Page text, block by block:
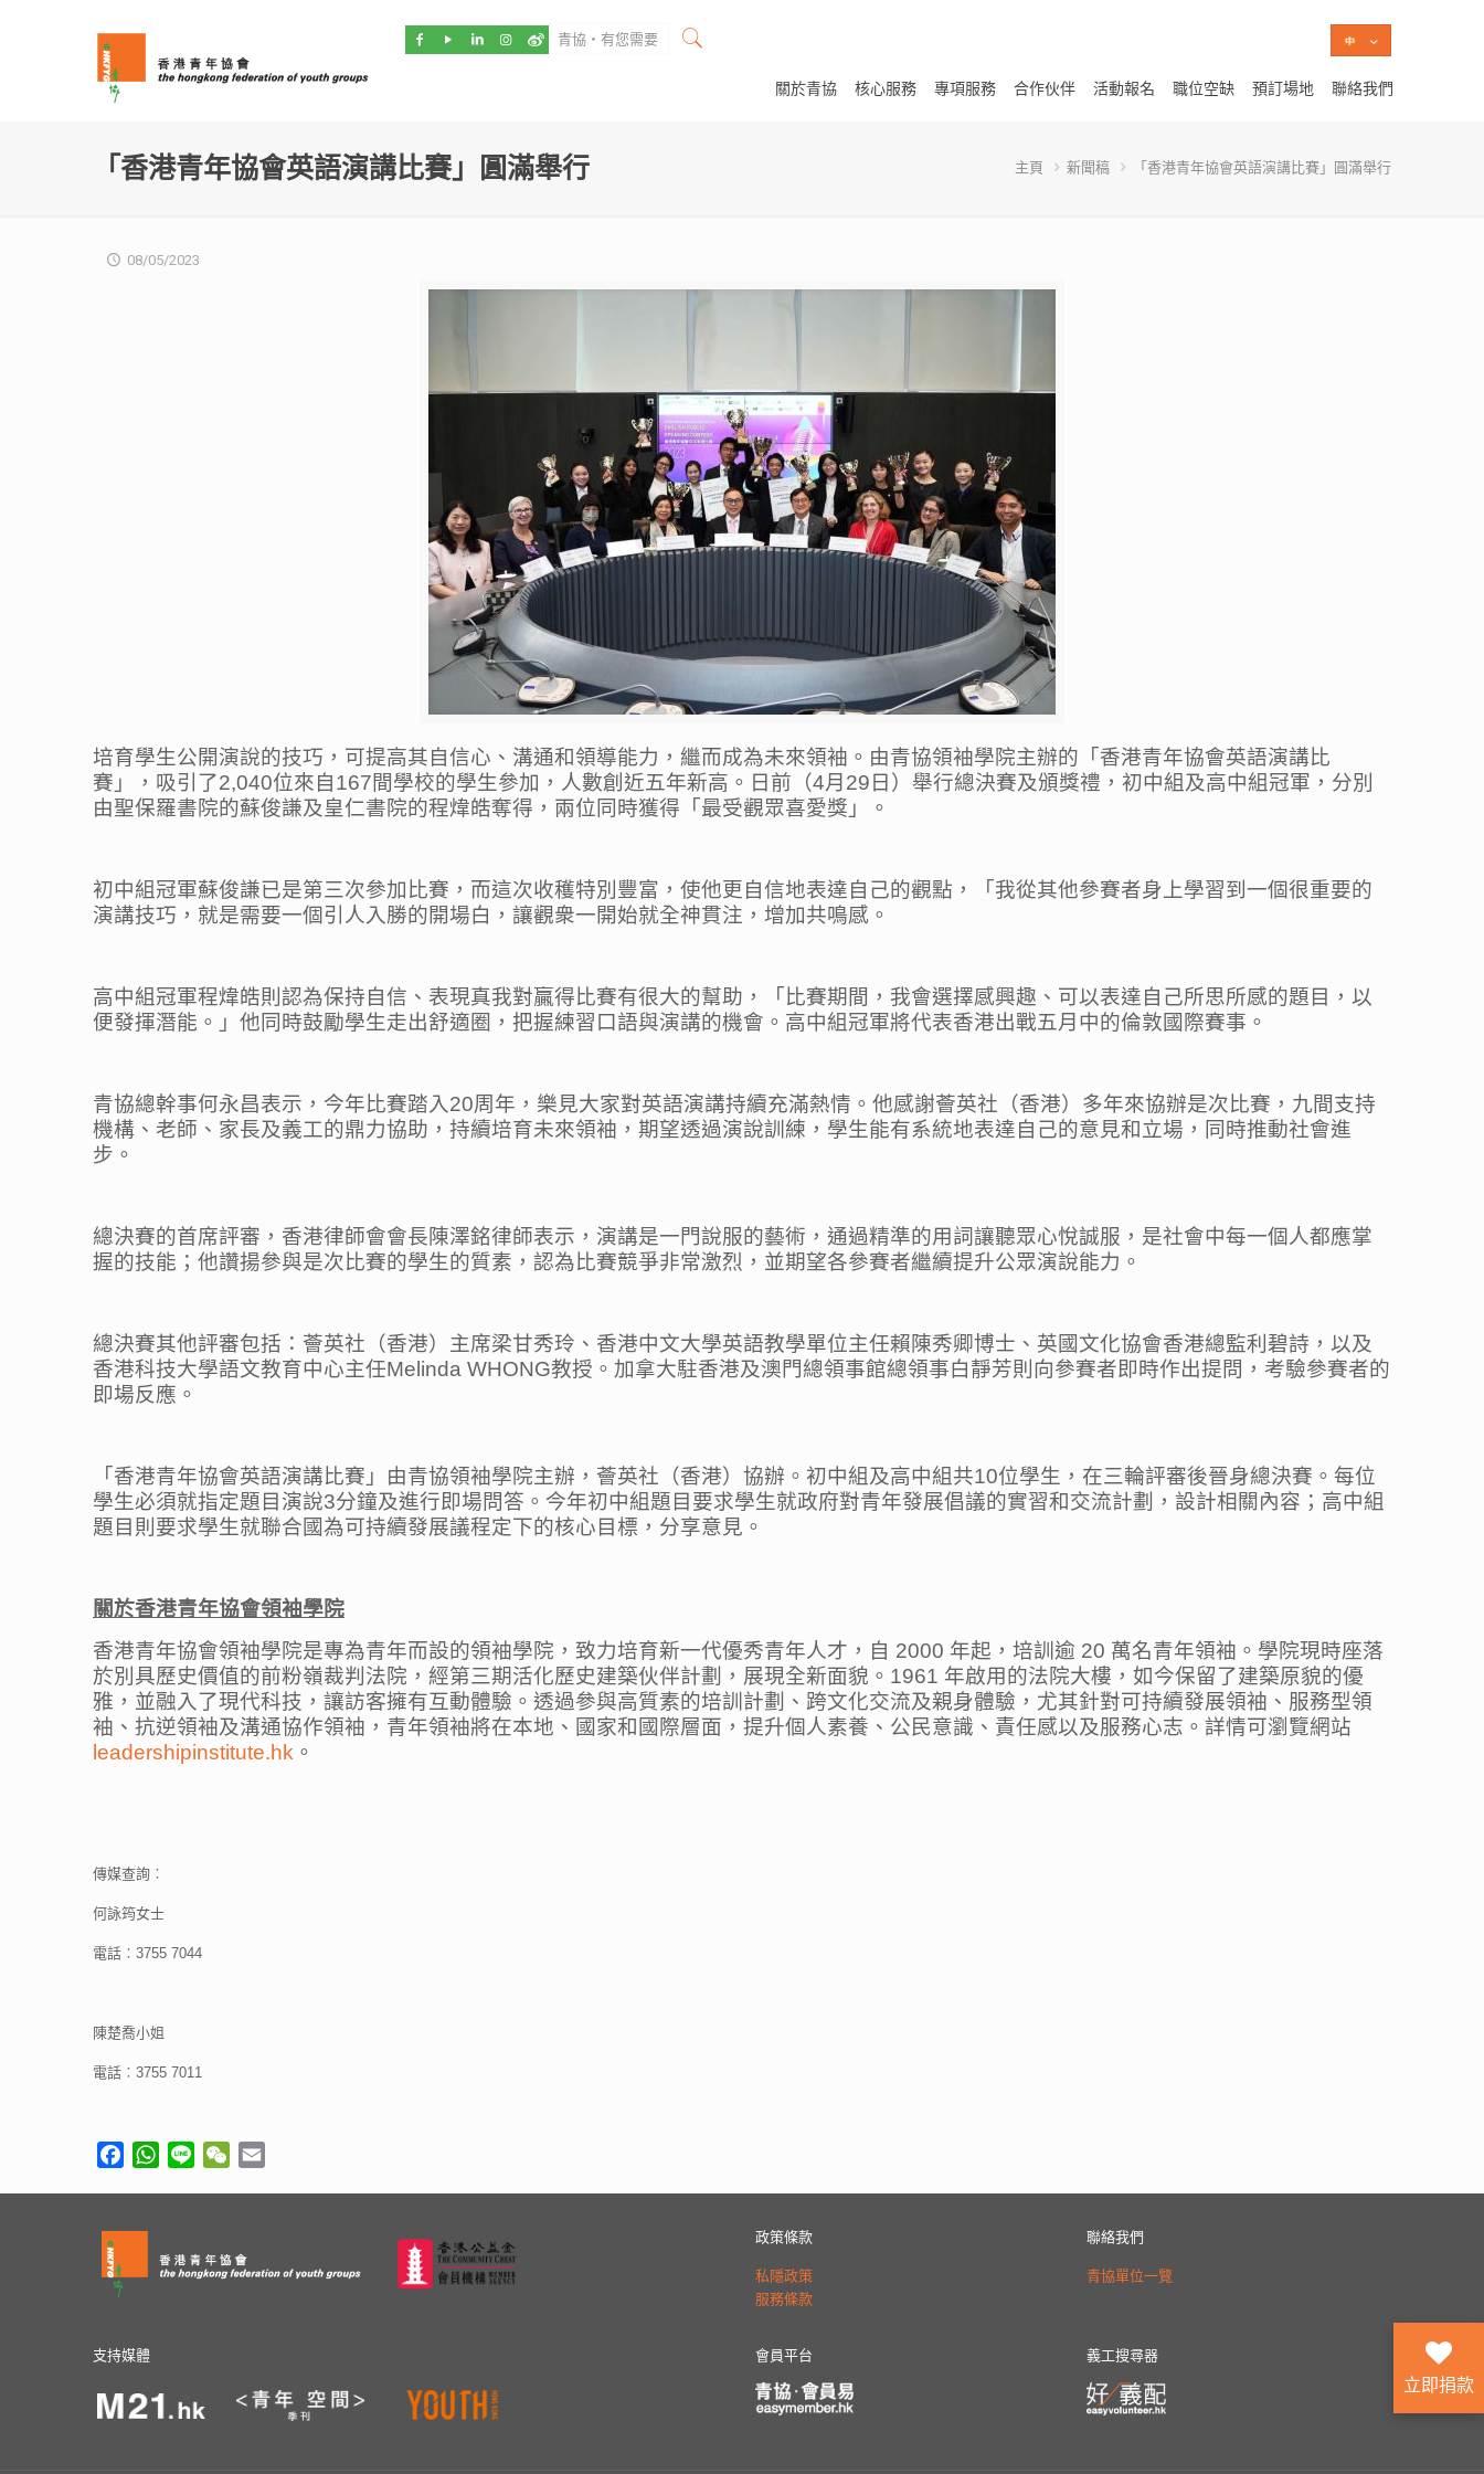
關於青協 核心服務 專項服務 合作伙伴 活動報名 職位空缺 預訂場地 聯絡我們
「香港青年協會英語演講比賽」圓滿舉行 主頁 新聞稿 「香港青年協會英語演講比賽」圓滿舉行
08/05/2023
培育學生公開演說的技巧，可提高其自信心、溝通和領導能力，繼而成為未來領袖。由青協領袖學院主辦的「香港青年協會英語演講比
賽」，吸引了2,040位來自167間學校的學生參加，人數創近五年新高。日前（4月29日）舉行總決賽及頒獎禮，初中組及高中組冠軍，分別
由聖保羅書院的蘇俊謙及皇仁書院的程煒皓奪得，兩位同時獲得「最受觀眾喜愛獎」。
初中組冠軍蘇俊謙已是第三次參加比賽，而這次收穫特別豐富，使他更自信地表達自己的觀點，「我從其他參賽者身上學習到一個很重要的
演講技巧，就是需要一個引人入勝的開場白，讓觀衆一開始就全神貫注，增加共鳴感。
高中組冠軍程煒皓則認為保持自信、表現真我對贏得比賽有很大的幫助，「比賽期間，我會選擇感興趣、可以表達自己所思所感的題目，以
便發揮潛能。」他同時鼓勵學生走出舒適圈，把握練習口語與演講的機會。高中組冠軍將代表香港出戰五月中的倫敦國際賽事。
青協總幹事何永昌表示，今年比賽踏入20周年，樂見大家對英語演講持續充滿熱情。他感謝薈英社（香港）多年來協辦是次比賽，九間支持
機構、老師、家長及義工的鼎力協助，持續培育未來領袖，期望透過演說訓練，學生能有系統地表達自己的意見和立場，同時推動社會進
步。
總決賽的首席評審，香港律師會會長陳澤銘律師表示，演講是一門說服的藝術，通過精準的用詞讓聽眾心悅誠服，是社會中每一個人都應掌
握的技能；他讚揚參與是次比賽的學生的質素，認為比賽競爭非常激烈，並期望各參賽者繼續提升公眾演說能力。
總決賽其他評審包括：薈英社（香港）主席梁甘秀玲、香港中文大學英語教學單位主任賴陳秀卿博士、英國文化協會香港總監利碧詩，以及
香港科技大學語文教育中心主任Melinda WHONG教授。加拿大駐香港及澳門總領事館總領事白靜芳則向參賽者即時作出提問，考驗參賽者的
即場反應。
「香港青年協會英語演講比賽」由青協領袖學院主辦，薈英社（香港）協辦。初中組及高中組共10位學生，在三輪評審後晉身總決賽。每位
學生必須就指定題目演說3分鐘及進行即場問答。今年初中組題目要求學生就政府對青年發展倡議的實習和交流計劃，設計相關內容；高中組
題目則要求學生就聯合國為可持續發展議程定下的核心目標，分享意見。
關於香港青年協會領袖學院
香港青年協會領袖學院是專為青年而設的領袖學院，致力培育新一代優秀青年人才，自 2000 年起，培訓逾 20 萬名青年領袖。學院現時座落
於別具歷史價值的前粉嶺裁判法院，經第三期活化歷史建築伙伴計劃，展現全新面貌。1961 年啟用的法院大樓，如今保留了建築原貌的優
雅，並融入了現代科技，讓訪客擁有互動體驗。透過參與高質素的培訓計劃、跨文化交流及親身體驗，尤其針對可持續發展領袖、服務型領
袖、抗逆領袖及溝通協作領袖，青年領袖將在本地、國家和國際層面，提升個人素養、公民意識、責任感以及服務心志。詳情可瀏覽網站
leadershipinstitute.hk 。
傳媒查詢︰
何詠筠女士
電話︰3755 7044
陳楚喬小姐
電話︰3755 7011
FacebookWhatsApp
Line WeChat
政策條款
私隱政策
服務條款
聯絡我們
青協單位一覽
支持媒體 會員平台 義工搜尋器
立即捐款